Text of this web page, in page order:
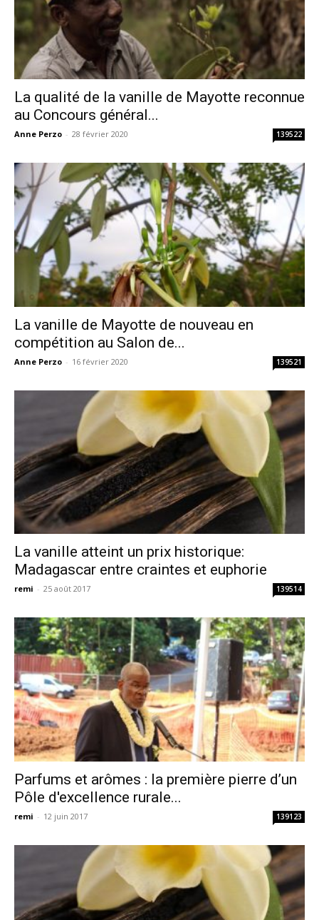
La qualité de la vanille de Mayotte reconnue
au Concours général...
Anne Perzo - 28 février 2020 139522
La vanille de Mayotte de nouveau en
compétition au Salon de...
Anne Perzo - 16 février 2020 139521
La vanille atteint un prix historique:
Madagascar entre craintes et euphorie
remi - 25 août 2017 139514
Parfums et arômes : la première pierre d’un
Pôle d'excellence rurale...
remi - 12 juin 2017 139123